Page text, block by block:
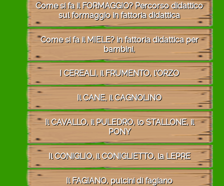
Come si fa il FORMAGGIO? Percorso didattico
sul formaggio in fattoria didattica
Come si fa il MIELE? in fattoria didattica per
bambini,
I CEREALI, il FRUMENTO, l'ORZO
Il CANE, il CAGNOLINO
Il CAVALLO, il PULEDRO, lo STALLONE, il
PONY
Il CONIGLIO, il CONIGLIETTO, la LEPRE
Il FAGIANO, pulcini di fagiano